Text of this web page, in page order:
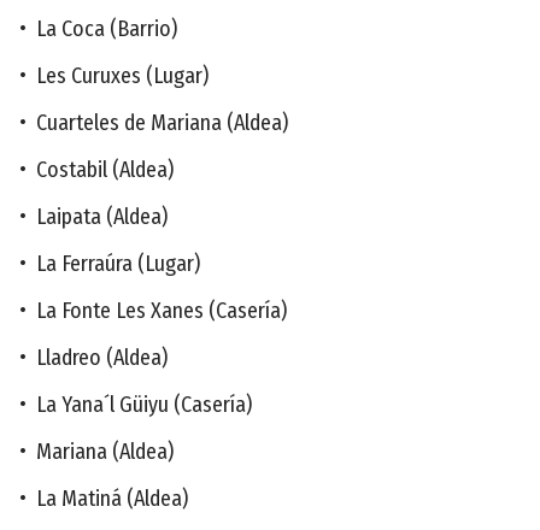
• La Coca (Barrio)
• Les Curuxes (Lugar)
• Cuarteles de Mariana (Aldea)
• Costabil (Aldea)
• Laipata (Aldea)
• La Ferraúra (Lugar)
• La Fonte Les Xanes (Casería)
• Lladreo (Aldea)
• La Yana´l Güiyu (Casería)
• Mariana (Aldea)
• La Matiná (Aldea)